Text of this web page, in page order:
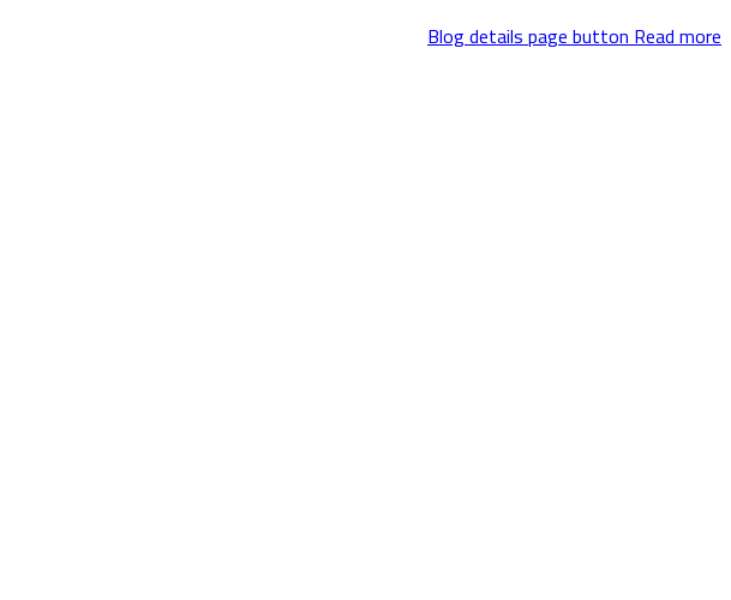
Blog details page buttonRead more